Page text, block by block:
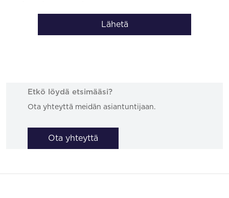
Lähetä
Etkö löydä etsimääsi?
Ota yhteyttä meidän asiantuntijaan.
Ota yhteyttä